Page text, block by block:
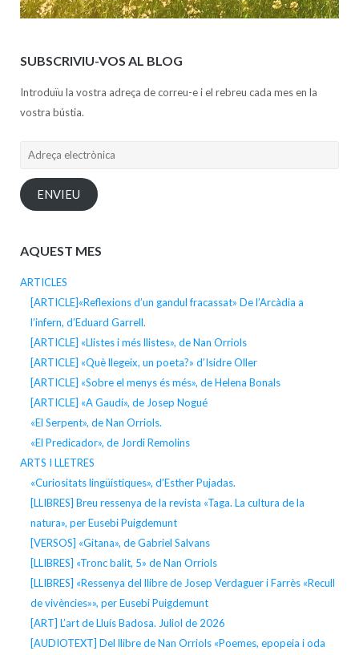
SUBSCRIVIU-VOS AL BLOG
Introduïu la vostra adreça de correu-e i el rebreu cada mes en la
vostra bústia.
Adreça
ENVIEU
AQUEST MES
ARTICLES
[ARTICLE]«Reflexions d’un gandul fracassat» De l’Arcàdia a
l’infern, d’Eduard Garrell.
[ARTICLE] «Llistes i més llistes», de Nan Orriols
[ARTICLE] «Què llegeix, un poeta?» d’Isidre Oller
[ARTICLE] «Sobre el menys és més», de Helena Bonals
[ARTICLE] «A Gaudí», de Josep Nogué
«El Serpent», de Nan Orriols.
«El Predicador», de Jordi Remolins
ARTS I LLETRES
«Curiositats lingüístiques», d’Esther Pujadas.
[LLIBRES] Breu ressenya de la revista «Taga. La cultura de la
natura», per Eusebi Puigdemunt
[VERSOS] «Gitana», de Gabriel Salvans
[LLIBRES] «Tronc balit, 5» de Nan Orriols
[LLIBRES] «Ressenya del llibre de Josep Verdaguer i Farrès «Recull
de vivències»», per Eusebi Puigdemunt
[ART] L’art de Lluís Badosa. Juliol de 2026
[AUDIOTEXT] Del llibre de Nan Orriols «Poemes, epopeia i oda